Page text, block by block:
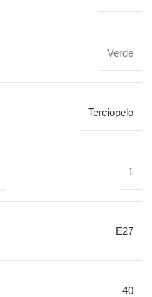
Verde
Terciopelo
1
E27
40